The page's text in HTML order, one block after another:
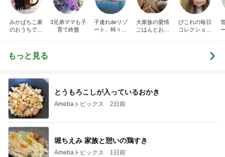
みかぱちこ家
のおうちでご
3兄弟ママも子
育て終盤
子連れdeリゾ
ート、時々キ
大家族の愛情
ごはんとお弁
ぴこれの毎日
コレクション
もっと見る
とうもろこしが入っているおかき
Amebaトピックス 2日前
堀ちえみ 家族と憩いの鶏すき
Amebaトピックス 1日前